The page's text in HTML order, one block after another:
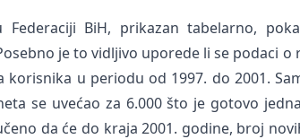
BiH, prikazan tabelarno,
je to vidljivo uporede li se podaci
korisnika u periodu od 1997. do 2001.
se uvećao za 6.000 što je gotovo
da će do kraja 2001. godine, broj